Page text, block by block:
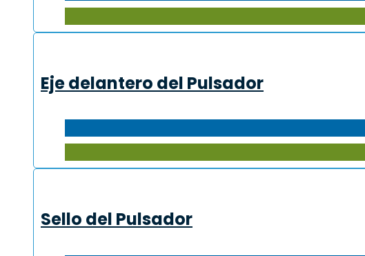
Eje delantero del Pulsador
Sello del Pulsador